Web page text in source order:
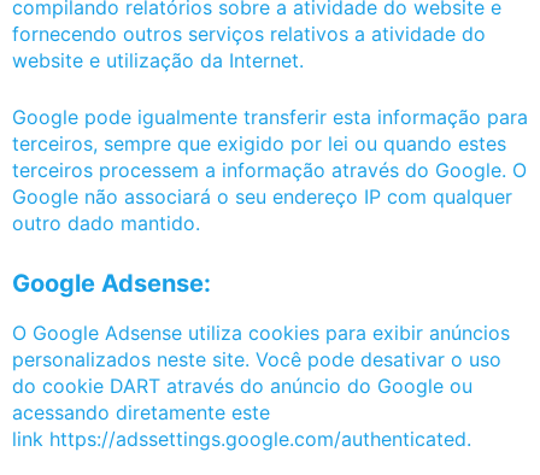
compilando relatórios sobre a atividade do website e
fornecendo outros serviços relativos a atividade do
website e utilização da Internet.
Google pode igualmente transferir esta informação para
terceiros, sempre que exigido por lei ou quando estes
terceiros processem a informação através do Google. O
Google não associará o seu endereço IP com qualquer
outro dado mantido.
Google Adsense:
O Google Adsense utiliza cookies para exibir anúncios
personalizados neste site. Você pode desativar o uso
do cookie DART através do anúncio do Google ou
acessando diretamente este
link https://adssettings.google.com/authenticated.